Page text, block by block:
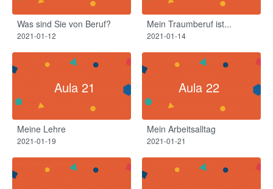
Was sind Sie von Beruf?
2021-01-12
Mein Traumberuf ist...
2021-01-14
Aula 21
Meine Lehre
2021-01-19
Aula 22
Mein Arbeitsalltag
2021-01-21